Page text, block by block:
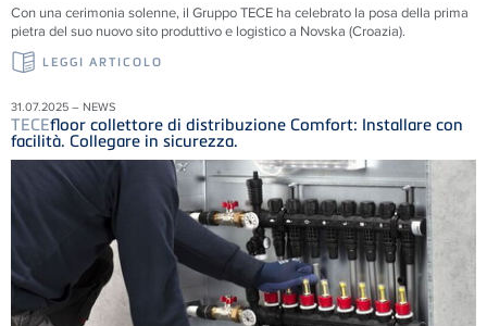
Con una cerimonia solenne, il GruppoTECE ha celebrato la posa della prima
pietra del suo nuovo sito produttivo e logistico a Novska (Croazia).
LEGGI ARTICOLO
31.07.2025 – NEWS
TECEfloor collettore di distribuzione Comfort: Installare con
facilità. Collegare in sicurezza.